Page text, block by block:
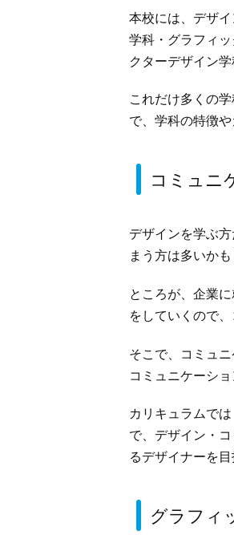
本校には、デザ
学科・グラフィ
クターデザイン
これだけ多くの
で、学科の特徴
コミュニ
デザインを学ぶ
まう方は多いかも
ところが、企業
をしていくので
そこで、コミュ
コミュニケーシ
カリキュラムで
で、デザイン・
るデザイナーを目
グラフィ